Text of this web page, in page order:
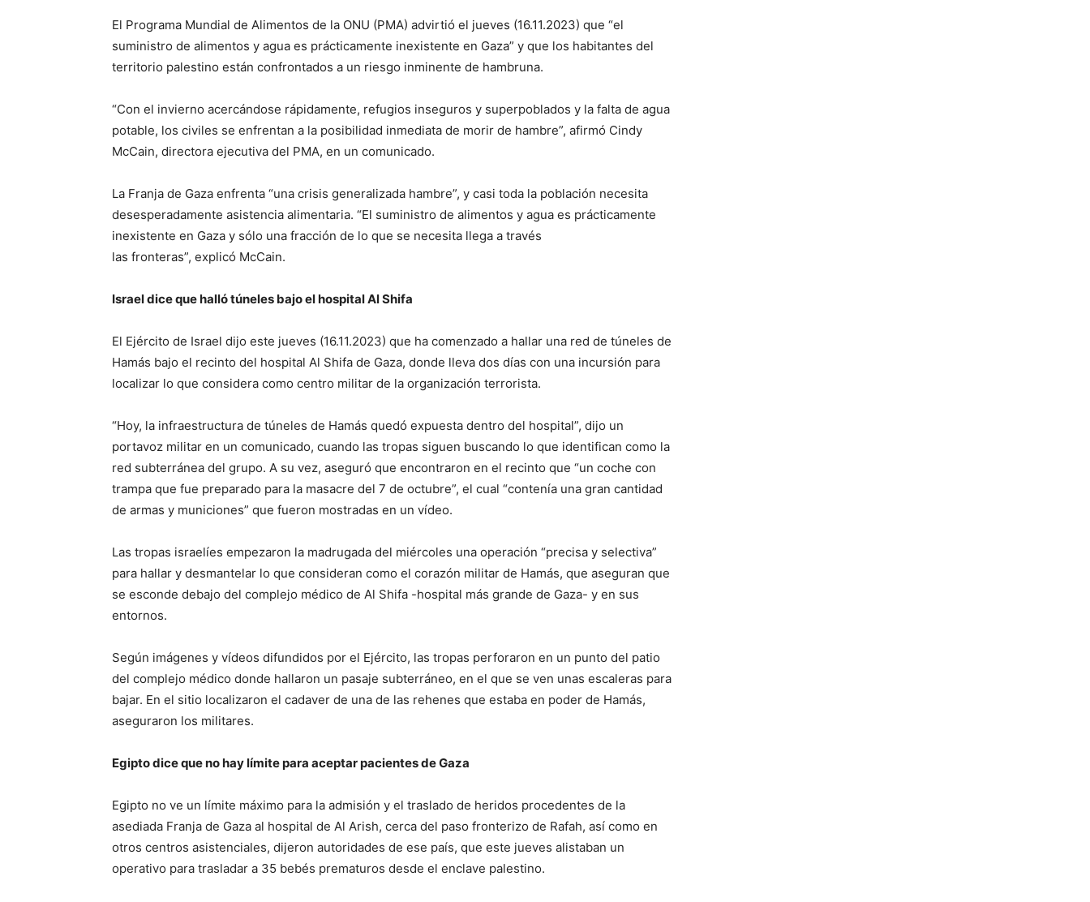
El Programa Mundial de Alimentos de la ONU (PMA) advirtió el jueves (16.11.2023) que “el
suministro de alimentos y agua es prácticamente inexistente en Gaza” y que los habitantes del
territorio palestino están confrontados a un riesgo inminente de hambruna.
“Con el invierno acercándose rápidamente, refugios inseguros y superpoblados y la falta de agua
potable, los civiles se enfrentan a la posibilidad inmediata de morir de hambre”, afirmó Cindy
McCain, directora ejecutiva del PMA, en un comunicado.
La Franja de Gaza enfrenta “una crisis generalizada hambre”, y casi toda la población necesita
desesperadamente asistencia alimentaria. “El suministro de alimentos y agua es prácticamente
inexistente en Gaza y sólo una fracción de lo que se necesita llega a través
las fronteras”, explicó McCain.
Israel dice que halló túneles bajo el hospital Al Shifa
El Ejército de Israel dijo este jueves (16.11.2023) que ha comenzado a hallar una red de túneles de
Hamás bajo el recinto del hospital Al Shifa de Gaza, donde lleva dos días con una incursión para
localizar lo que considera como centro militar de la organización terrorista.
“Hoy, la infraestructura de túneles de Hamás quedó expuesta dentro del hospital”, dijo un
portavoz militar en un comunicado, cuando las tropas siguen buscando lo que identifican como la
red subterránea del grupo. A su vez, aseguró que encontraron en el recinto que “un coche con
trampa que fue preparado para la masacre del 7 de octubre”, el cual “contenía una gran cantidad
de armas y municiones” que fueron mostradas en un vídeo.
Las tropas israelíes empezaron la madrugada del miércoles una operación “precisa y selectiva”
para hallar y desmantelar lo que consideran como el corazón militar de Hamás, que aseguran que
se esconde debajo del complejo médico de Al Shifa -hospital más grande de Gaza- y en sus
entornos.
Según imágenes y vídeos difundidos por el Ejército, las tropas perforaron en un punto del patio
del complejo médico donde hallaron un pasaje subterráneo, en el que se ven unas escaleras para
bajar. En el sitio localizaron el cadaver de una de las rehenes que estaba en poder de Hamás,
aseguraron los militares.
Egipto dice que no hay límite para aceptar pacientes de Gaza
Egipto no ve un límite máximo para la admisión y el traslado de heridos procedentes de la
asediada Franja de Gaza al hospital de Al Arish, cerca del paso fronterizo de Rafah, así como en
otros centros asistenciales, dijeron autoridades de ese país, que este jueves alistaban un
operativo para trasladar a 35 bebés prematuros desde el enclave palestino.